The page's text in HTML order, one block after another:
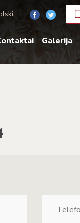
Galerija